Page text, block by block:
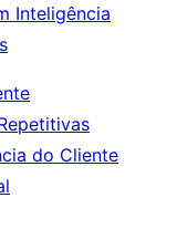
Inteligência
do Cliente